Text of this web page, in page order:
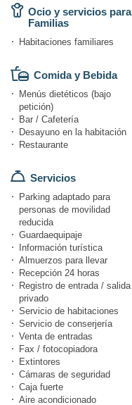
Ocio y servicios para
Familias
Habitaciones familiares
Comida y Bebida
Menús dietéticos (bajo
petición)
Bar / Cafetería
Desayuno en la habitación
Restaurante
Servicios
Parking adaptado para
personas de movilidad
reducida
Guardaequipaje
Información turística
Almuerzos para llevar
Recepción 24 horas
Registro de entrada / salida
privado
Servicio de habitaciones
Servicio de conserjería
Venta de entradas
Fax / fotocopiadora
Extintores
Cámaras de seguridad
Caja fuerte
Aire acondicionado